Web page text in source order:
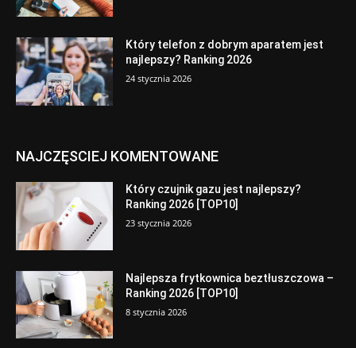
Który telefon z dobrym aparatem jest
najlepszy? Ranking 2026
24 stycznia 2026
NAJCZĘSCIEJ KOMENTOWANE
Który czujnik gazu jest najlepszy?
Ranking 2026 [TOP10]
23 stycznia 2026
Najlepsza frytkownica beztłuszczowa –
Ranking 2026 [TOP10]
8 stycznia 2026